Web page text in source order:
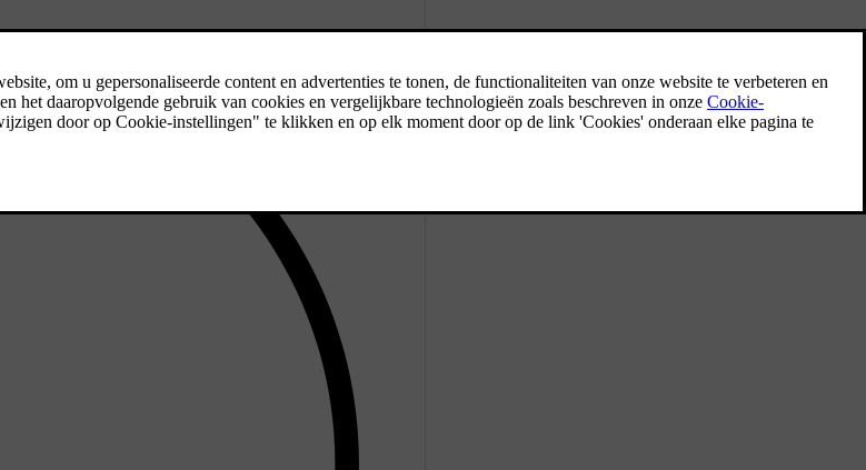
Met de digitale assistent kun je met je stem
een aantal functies van de auto bedienen.